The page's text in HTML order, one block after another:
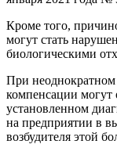
Кроме того,
могут стать
биологическими
При
компенсации могут
установленном
на предприятии в
возбудителя этой